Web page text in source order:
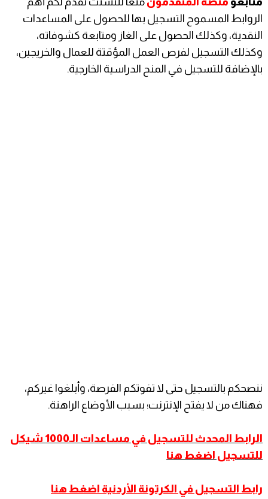
الروابط المسموح التسجيل بها للحصول على المساعدات
النقدية، وكذلك الحصول على الغاز ومتابعة كشوفاته،
وكذلك التسجيل لفرص العمل المؤقتة للعمال والخريجين،
بالإضافة للتسجيل في المنح الدراسية الخارجية.
ننصحكم بالتسجيل حتى لا تفوتكم الفرصة، وأبلغوا غيركم،
فهناك من لا يفتح الإنترنت؛ بسبب الأوضاع الراهنة.
الرابط المحدث للتسجيل في مساعدات الـ1000 شيكل
للتسجيل اضغط هنا
رابط التسجيل في الكرتونة الأردنية اضغط هنا